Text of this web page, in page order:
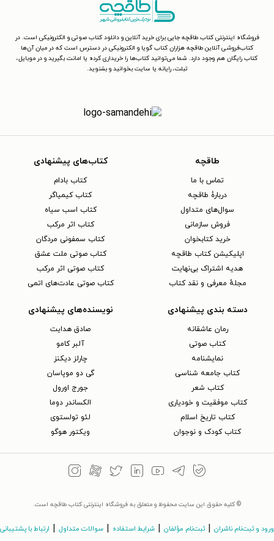
فروشگاه اینترنتی کتاب طاقچه جایی برای خرید آنلاین و دانلود کتاب صوتی و الکترونیکی است. در
کتاب‌فروشی آنلاین طاقچه هزاران کتاب گویا و الکترونیکی در دسترس است که در میان آن‌ها
کتاب رایگان هم وجود دارد. شما می‌توانید کتاب‌ها را خریداری کرده یا امانت بگیرید و در موبایل،
تبلت، رایانه یا سایت بخوانید و بشنوید.
طاقچه
تماس با ما
دربارهٔ طاقچه
سوال‌های متداول
فروش سازمانی
خرید کتابخوان
اپلیکیشن کتاب طاقچه
هدیه اشتراک بی‌نهایت
مجلهٔ معرفی و نقد کتاب
کتاب‌های پیشنهادی
کتاب بادام
کتاب کیمیاگر
کتاب اسب سیاه
کتاب اثر مرکب
کتاب سمفونی مردگان
کتاب صوتی ملت عشق
کتاب صوتی اثر مرکب
کتاب صوتی عادت‌های اتمی
دسته بندی پیشنهادی
رمان عاشقانه
کتاب‌ صوتی
نمایشنامه
کتاب جامعه شناسی
کتاب شعر
کتاب موفقیت و خودیاری
کتاب تاریخ اسلام
کتاب کودک و نوجوان
نویسنده‌های پیشنهادی
صادق هدایت
آلبر کامو
چارلز دیکنز
گی دو موپاسان
جورج اورول
الکساندر دوما
لئو تولستوی
ویکتور هوگو
© کلیه حقوق این سایت محفوظ و متعلق به فروشگاه اینترنتی کتاب طاقچه است.
ورود و ثبت‌نام ناشران ثبت‌نام مؤلفان شرایط استفاده سوالات متداول ارتباط با پشتیبانی